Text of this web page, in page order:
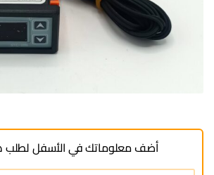
أضف معلوماتك في الأسفل لطلب